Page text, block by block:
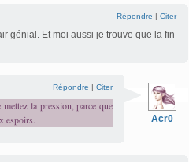
Répondre | Citer
génial. Et moi aussi je trouve que la fin
Acr0
Répondre | Citer
la pression, parce que
espoirs.